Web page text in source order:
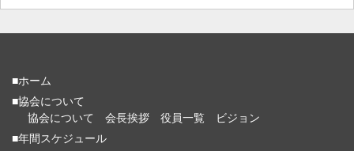
■ホーム
■協会について
協会について
会長挨拶 役員一覧
ビジョン
■年間スケジュール